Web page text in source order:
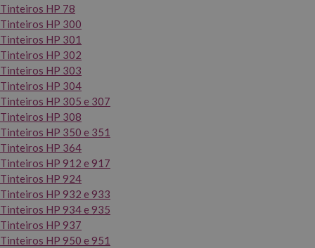
Tinteiros HP 78
Tinteiros HP 300
Tinteiros HP 301
Tinteiros HP 302
Tinteiros HP 303
Tinteiros HP 304
Tinteiros HP 305 e 307
Tinteiros HP 308
Tinteiros HP 350 e 351
Tinteiros HP 364
Tinteiros HP 912 e 917
Tinteiros HP 924
Tinteiros HP 932 e 933
Tinteiros HP 934 e 935
Tinteiros HP 937
Tinteiros HP 950 e 951